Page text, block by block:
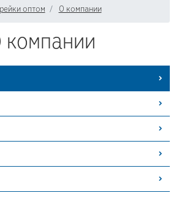
оптом О компании
компании